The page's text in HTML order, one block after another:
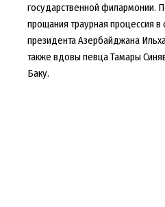
государственной филармонии.
прощания траурная процессия
президента Азербайджана
также вдовы певца Тамары
Баку.